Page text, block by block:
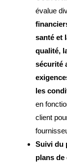
évalue
santé et
qualité,
sécurité
les
en
client
Suivi du
plans de